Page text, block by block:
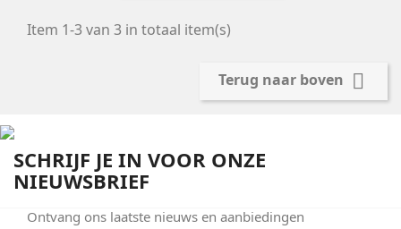
Item 1-3 van 3 in totaal item(s)
Terug naar boven 
SCHRIJF JE IN VOOR ONZE
NIEUWSBRIEF
Ontvang ons laatste nieuws en aanbiedingen